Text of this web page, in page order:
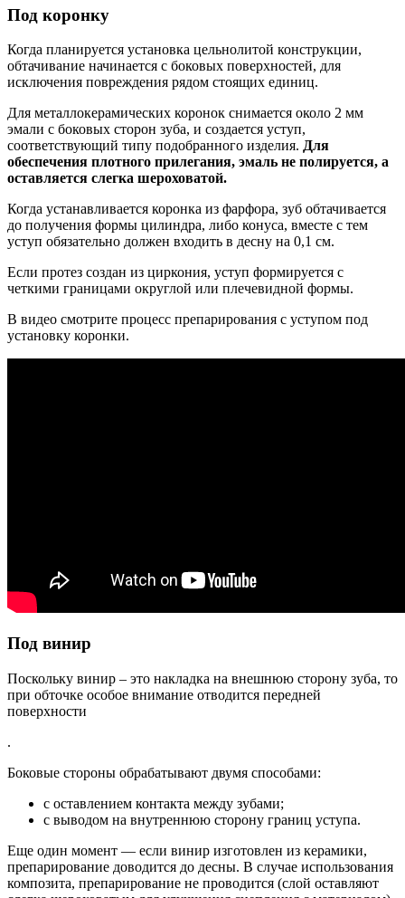
Под коронку
Когда планируется установка цельнолитой конструкции,
обтачивание начинается с боковых поверхностей, для
исключения повреждения рядом стоящих единиц.
Для металлокерамических коронок снимается около 2 мм
эмали с боковых сторон зуба, и создается уступ,
соответствующий типу подобранного изделия. Для
обеспечения плотного прилегания, эмаль не полируется, а
оставляется слегка шероховатой.
Когда устанавливается коронка из фарфора, зуб обтачивается
до получения формы цилиндра, либо конуса, вместе с тем
уступ обязательно должен входить в десну на 0,1 см.
Если протез создан из циркония, уступ формируется с
четкими границами округлой или плечевидной формы.
В видео смотрите процесс препарирования с уступом под
установку коронки.
Под винир
Поскольку винир – это накладка на внешнюю сторону зуба, то
при обточке особое внимание отводится передней
поверхности
.
Боковые стороны обрабатывают двумя способами:
с оставлением контакта между зубами;
с выводом на внутреннюю сторону границ уступа.
Еще один момент — если винир изготовлен из керамики,
препарирование доводится до десны. В случае использования
композита, препарирование не проводится (слой оставляют